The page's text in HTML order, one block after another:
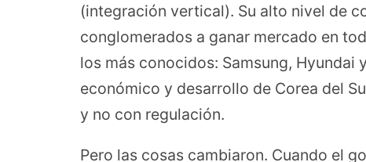
(integración vertical). Su alto nivel de
conglomerados a ganar mercado en
los más conocidos: Samsung, Hyundai
económico y desarrollo de Corea del
y no con regulación.
Pero las cosas cambiaron. Cuando el